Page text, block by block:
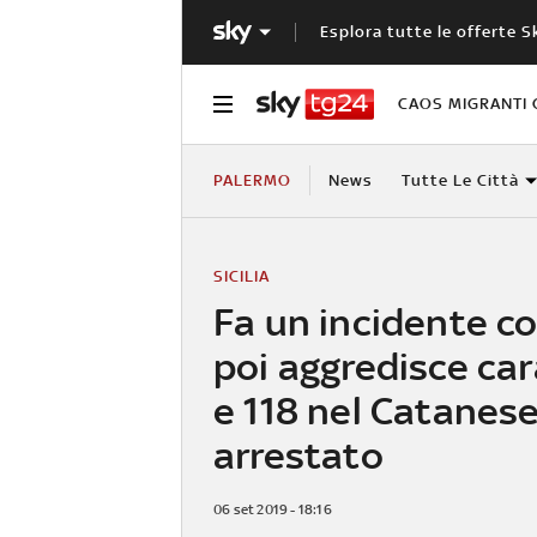
Esplora tutte le offerte
CAOS MIGRANTI
PALERMO News Tutte Le Città
Fa un incidente
poi aggredisce
e 118 nel
arrestato
SICILIA
06 set 2019 - 18:16